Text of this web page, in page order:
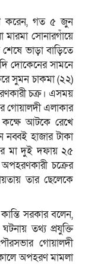
করেন, গত ৫ জুন
সোনারগাঁয়ে
ভাড়া বাড়িতে
দোকেনের সামনে
সুমন চাকমা (২২)
চক্র। এসময়
গোয়ালদী এলাকার
কক্ষে আটকে রেখে
হাজার টাকা
মা দুই দফায় ২৫
চক্রের
তার ছেলেকে
সরকার বলেন,
তথ্য প্রযুক্তি
গোয়ালদী
অপহরণ মামলা